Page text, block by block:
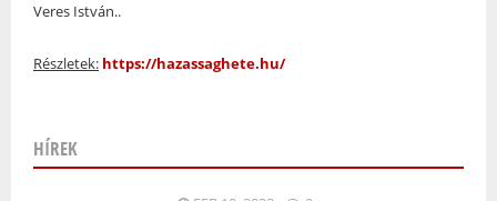
Veres István..
Részletek: https://hazassaghete.hu/
HÍREK